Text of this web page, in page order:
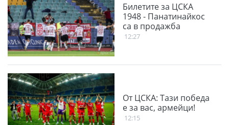
Билетите за ЦСКА
1948 - Панатинайкос
са в продажба
12:27
От ЦСКА: Тази победа
е за вас, армейци!
12:15